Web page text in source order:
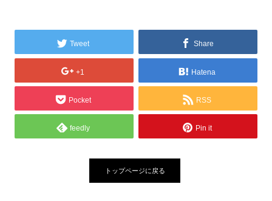
Tweet Share
+1 Hatena
Pocket RSS
feedly Pin it
トップページに戻る